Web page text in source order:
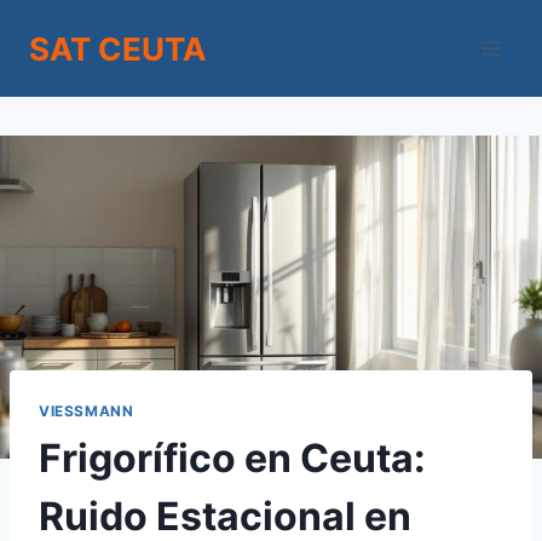
SAT CEUTA
VIESSMANN
Frigorífico en Ceuta:
Ruido Estacional en